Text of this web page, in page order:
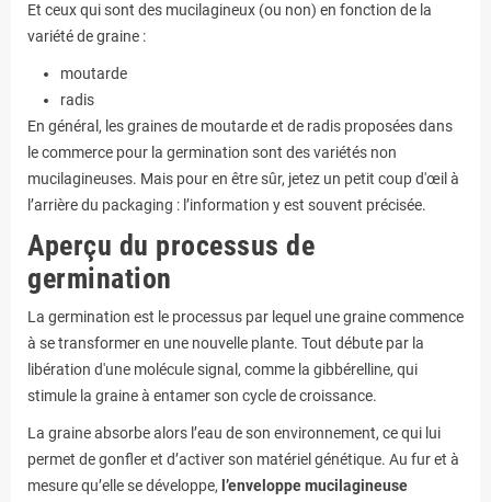
Et ceux qui sont des mucilagineux (ou non) en fonction de la
variété de graine :
moutarde
radis
En général, les graines de moutarde et de radis proposées dans
le commerce pour la germination sont des variétés non
mucilagineuses. Mais pour en être sûr, jetez un petit coup d'œil à
l’arrière du packaging : l’information y est souvent précisée.
Aperçu du processus de
germination
La germination est le processus par lequel une graine commence
à se transformer en une nouvelle plante. Tout débute par la
libération d'une molécule signal, comme la gibbérelline, qui
stimule la graine à entamer son cycle de croissance.
La graine absorbe alors l’eau de son environnement, ce qui lui
permet de gonfler et d’activer son matériel génétique. Au fur et à
mesure qu’elle se développe, l’enveloppe mucilagineuse